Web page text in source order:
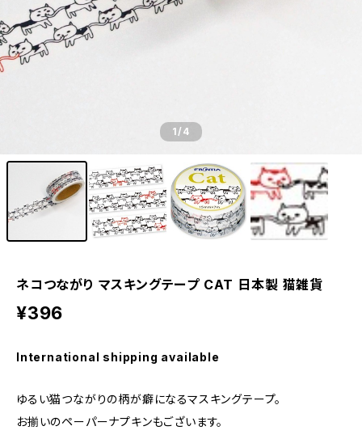
1/4
ネコつながり マスキングテープ CAT 日本製 猫雑貨
¥396
International shipping available
ゆるい猫つながりの柄が癖になるマスキングテープ。
お揃いのペーパーナプキンもございます。